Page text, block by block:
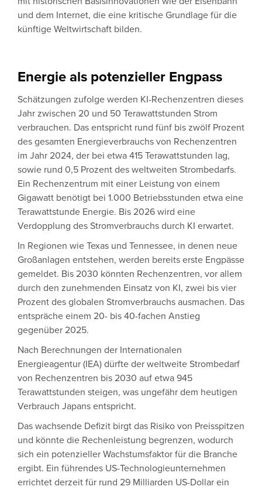
und dem Internet, die eine kritische Grundlage für die
künftige Weltwirtschaft bilden.
Energie als potenzieller Engpass
Schätzungen zufolge werden KI-Rechenzentren dieses
Jahr zwischen 20 und 50 Terawattstunden Strom
verbrauchen. Das entspricht rund fünf bis zwölf Prozent
des gesamten Energieverbrauchs von Rechenzentren
im Jahr 2024, der bei etwa 415 Terawattstunden lag,
sowie rund 0,5 Prozent des weltweiten Strombedarfs.
Ein Rechenzentrum mit einer Leistung von einem
Gigawatt benötigt bei 1.000 Betriebsstunden etwa eine
Terawattstunde Energie. Bis 2026 wird eine
Verdopplung des Stromverbrauchs durch KI erwartet.
In Regionen wie Texas und Tennessee, in denen neue
Großanlagen entstehen, werden bereits erste Engpässe
gemeldet. Bis 2030 könnten Rechenzentren, vor allem
durch den zunehmenden Einsatz von KI, zwei bis vier
Prozent des globalen Stromverbrauchs ausmachen. Das
entspräche einem 20- bis 40-fachen Anstieg
gegenüber 2025.
Nach Berechnungen der Internationalen
Energieagentur (IEA) dürfte der weltweite Strombedarf
von Rechenzentren bis 2030 auf etwa 945
Terawattstunden steigen, was ungefähr dem heutigen
Verbrauch Japans entspricht.
Das wachsende Defizit birgt das Risiko von Preisspitzen
und könnte die Rechenleistung begrenzen, wodurch
sich ein potenzieller Wachstumsfaktor für die Branche
ergibt. Ein führendes US-Technologieunternehmen
errichtet derzeit für rund 29 Milliarden US-Dollar ein